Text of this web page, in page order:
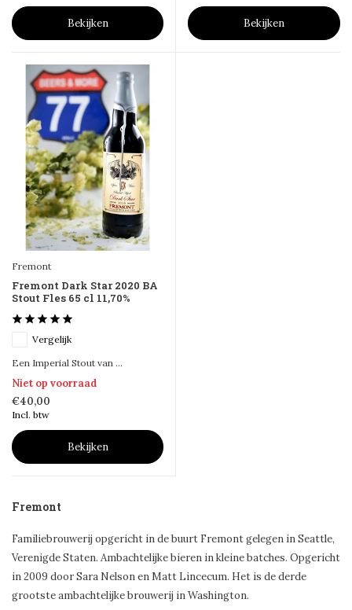
Bekijken Bekijken
Fremont
Fremont Dark Star 2020 BA
Stout Fles 65 cl 11,70%
Vergelijk
Een Imperial Stout van ...
Niet op voorraad
€40,00
Incl. btw
Bekijken
Fremont
Familiebrouwerij opgericht in de buurt Fremont gelegen in Seattle,
Verenigde Staten. Ambachtelijke bieren in kleine batches. Opgericht
in 2009 door Sara Nelson en Matt Lincecum. Het is de derde
grootste ambachtelijke brouwerij in Washington.